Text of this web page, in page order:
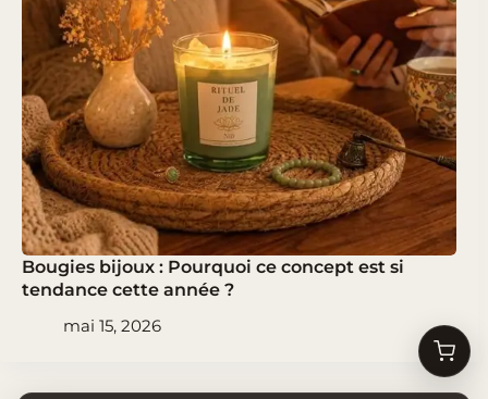
Bougies bijoux : Pourquoi ce concept est si
tendance cette année ?
mai 15, 2026